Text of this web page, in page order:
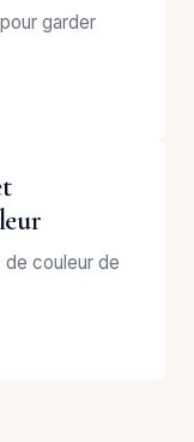
garder
de couleur de